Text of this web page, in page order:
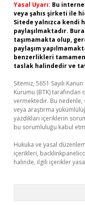
Yasal Uyarı: Bu
veya şahıs şirketi ile
Sitede yalnızca kendi
paylaşılmaktadır.
taşımamakta olup,
paylaşım
benzerlikleri
taslak halindedir ve
Sitemiz, 5651 Sayılı
Kurumu (BTK) tarafından
vermektedir. Bu
veya araştırma
yazdıkları içeriklerin
bu sorumluluğu kabul
Hukuka ve yasal
içerikleri,
halinde, ilgili içerikler